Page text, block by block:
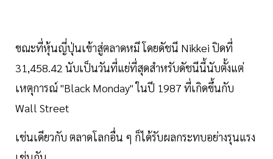
ขณะที่หุ้นญี่ปุ่นเข้าสู่ตลาดหมี โดยดัชนี Nikkei ปิดที่
31,458.42 นับเป็นวันที่แย่ที่สุดสำหรับดัชนีนี้นับตั้งแต่
เหตุการณ์ "Black Monday" ในปี 1987 ที่เกิดขึ้นกับ
Wall Street
เช่นเดียวกับ ตลาดโลกอื่น ๆ ก็ได้รับผลกระทบอย่างรุนแรง